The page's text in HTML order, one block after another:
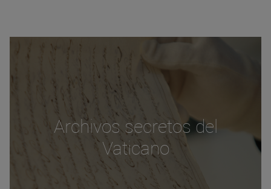
Archivos secretos del
Vaticano